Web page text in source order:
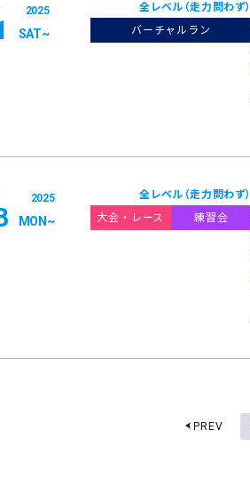
2025
SAT~
全レベル（走力問わず）
バーチャルラン
2025
MON ~
全レベル（走力問わず）
大会・レース
練習会
PREV